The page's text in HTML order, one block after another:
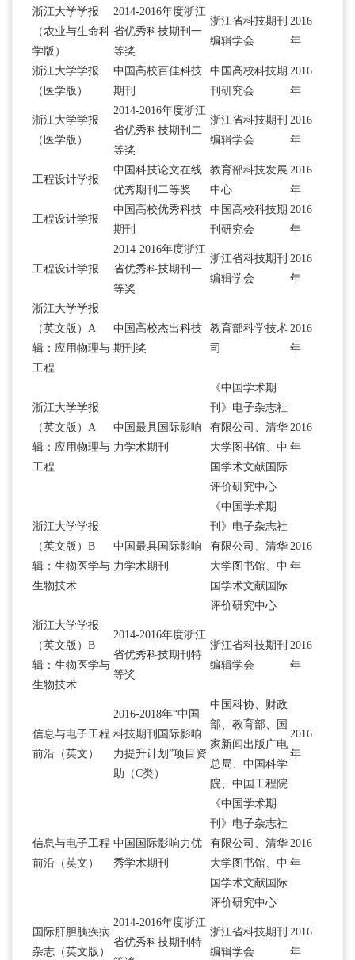
浙江大学学报
（农业与生命科
学版）
2014-2016年度浙江
省优秀科技期刊一
等奖
浙江省科技期刊
编辑学会
2016
年
浙江大学学报
（医学版）
中国高校百佳科技
期刊
中国高校科技期
刊研究会
2016
年
浙江大学学报
（医学版）
2014-2016年度浙江
省优秀科技期刊二
等奖
浙江省科技期刊
编辑学会
2016
年
工程设计学报
中国科技论文在线
优秀期刊二等奖
教育部科技发展
中心
2016
年
工程设计学报
中国高校优秀科技
期刊
中国高校科技期
刊研究会
2016
年
工程设计学报
2014-2016年度浙江
省优秀科技期刊一
等奖
浙江省科技期刊
编辑学会
2016
年
浙江大学学报
（英文版）A
辑：应用物理与
工程
中国高校杰出科技
期刊奖
教育部科学技术
司
2016
年
浙江大学学报
（英文版）A
辑：应用物理与
工程
中国最具国际影响
力学术期刊
《中国学术期
刊》电子杂志社
有限公司、清华
大学图书馆、中
国学术文献国际
评价研究中心
2016
年
浙江大学学报
（英文版）B
辑：生物医学与
生物技术
中国最具国际影响
力学术期刊
《中国学术期
刊》电子杂志社
有限公司、清华
大学图书馆、中
国学术文献国际
评价研究中心
2016
年
浙江大学学报
（英文版）B
辑：生物医学与
生物技术
2014-2016年度浙江
省优秀科技期刊特
等奖
浙江省科技期刊
编辑学会
2016
年
信息与电子工程
前沿（英文）
2016-2018年“中国
科技期刊国际影响
力提升计划”项目资
助（C类）
中国科协、财政
部、教育部、国
家新闻出版广电
总局、中国科学
院、中国工程院
2016
年
信息与电子工程
前沿（英文）
中国国际影响力优
秀学术期刊
《中国学术期
刊》电子杂志社
有限公司、清华
大学图书馆、中
国学术文献国际
评价研究中心
2016
年
国际肝胆胰疾病
杂志（英文版）
2014-2016年度浙江
省优秀科技期刊特
浙江省科技期刊
编辑学会
2016
年